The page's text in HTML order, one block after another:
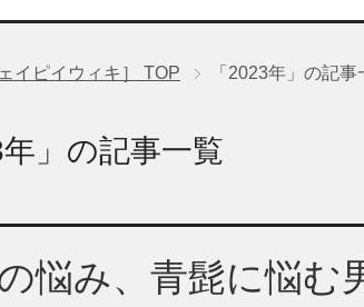
イピイウィキ］ TOP 「2023年」の記事
年」の記事一覧
悩み、青髭に悩む